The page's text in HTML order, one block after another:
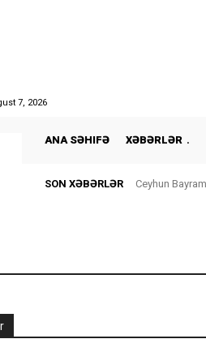
7, 2026
ANA SƏHIFƏ XƏBƏRLƏR
SON XƏBƏRLƏR Ceyhun